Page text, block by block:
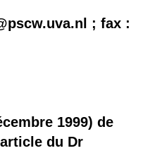
; fax :
1999) de
du Dr